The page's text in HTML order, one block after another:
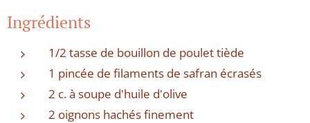
Ingrédients
1/2 tasse de bouillon de poulet tiède
1 pincée de filaments de safran écrasés
2 c. à soupe d'huile d'olive
2 oignons hachés finement